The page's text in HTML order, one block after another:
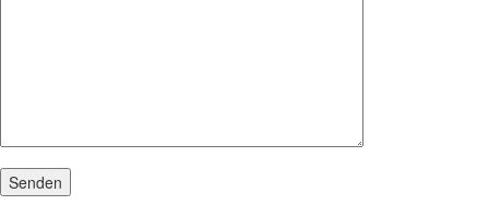
Senden